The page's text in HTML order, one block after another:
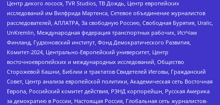
Центр дикого лосося, TVR Studios, ТВ Дождь, Центр европейских
исследований им Вилфрида Мартенса, Сетевое объединение журналистов
расследователей, АЛЛАТРА, За свободную Россию, Свободная Бурятия, Uralic,
UnKremlin, Международная федерация транспортных рабочих, ИстЧам
Финланд, Гудзоновский институт, Фонд Демократического Развития,
Комитет-2024, Центрально-Европейский университет, Центр
восточноевропейских и международных исследований, Общество
Сторожевой башни, Библии и трактатов Свидетелей Иеговы, Гражданский
Совет, Центр анализа европейской политики, Академическая сеть Восточная
Европа, Российский комитет действия, РЭНД корпорейшн, Русская Америка
за демократию в России, Настоящая Россия, Глобальная сеть журналистов-